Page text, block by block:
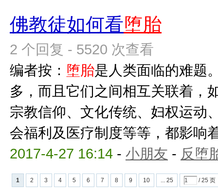
佛教徒如何看堕胎
2 个回复 - 5520 次查看
编者按： 堕胎是人类面临的难题
多，而且它们之间相互关联着，
宗教信仰、文化传统、妇权运动
会福利及医疗制度等等，都影响
2017-4-27 16:14 - 小朋友 - 反堕
1 2 3 4 5 6 7 8 9 10 ... 25 / 25 页